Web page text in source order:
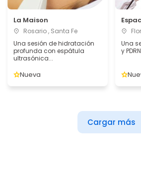
La Maison
Rosario , Santa Fe
Una sesión de hidratación
profunda con espátula
ultrasónica...
Nueva
Una
y
Cargar más